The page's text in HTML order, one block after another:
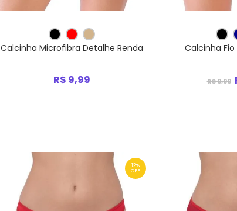
Calcinha Microfibra Detalhe Renda
R$ 9,99
Calcinha
R$ 9,99
12%
OFF